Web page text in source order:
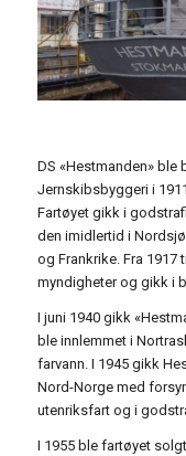
DS «Hestmanden» ble
Jernskibsbyggeri i
Fartøyet gikk i
den imidlertid i
og Frankrike. Fra 1917
myndigheter og gikk i
I juni 1940 gikk
ble innlemmet i
farvann. I 1945 gikk
Nord-Norge med
utenriksfart og i
I 1955 ble fartøyet